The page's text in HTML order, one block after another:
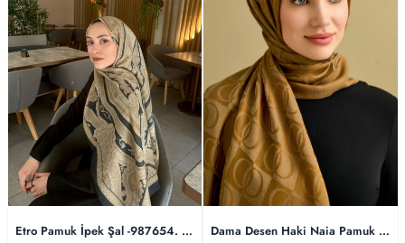
Etro Pamuk İpek Şal -987654. Gold SiyahDama Desen Haki Naia Pamuk Şal